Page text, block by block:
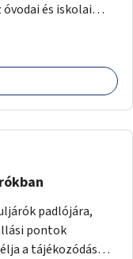
és iskolai
padlójára,
pontok
a tájékozódás